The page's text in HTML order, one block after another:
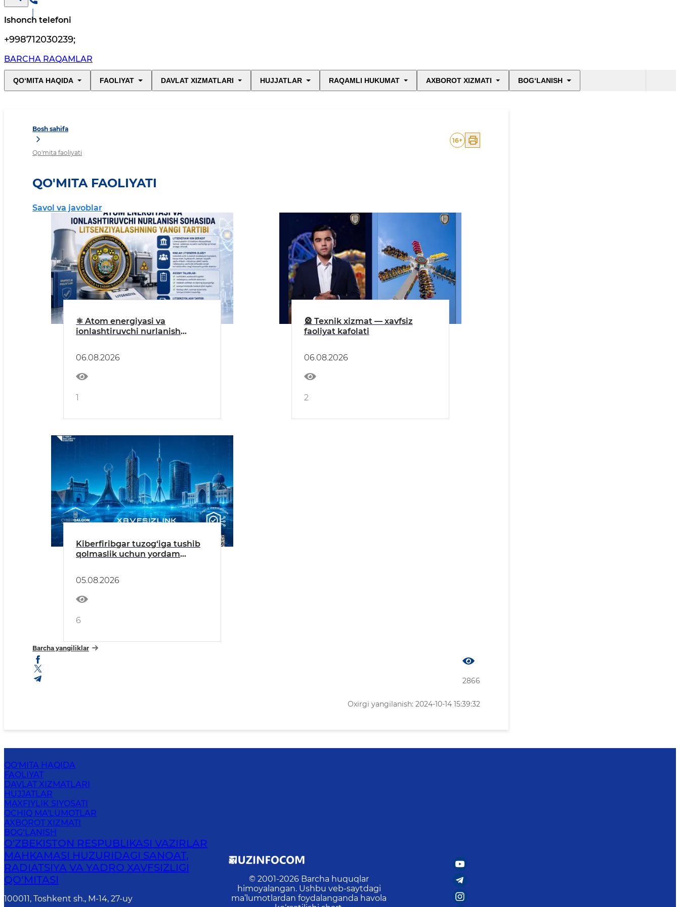
Ishonch telefoni
+998712030239;
BARCHA RAQAMLAR
QO‘MITA HAQIDA FAOLIYAT DAVLAT XIZMATLARI HUJJATLAR RAQAMLI HUKUMAT AXBOROT XIZMATI BOG‘LANISH
Bosh sahifa
Qo'mita faoliyati
16+
QO'MITA FAOLIYATI
Savol va javoblar
⚛️ Atom energiyasi va
ionlashtiruvchi nurlanish
06.08.2026
1
🎡 Texnik xizmat — xavfsiz
faoliyat kafolati
06.08.2026
2
Kiberfiribgar tuzog‘iga tushib
qolmaslik uchun yordam
05.08.2026
6
Barcha yangiliklar
2866
Oxirgi yangilanish: 2024-10-14 15:39:32
QO'MITA HAQIDA
FAOLIYAT
DAVLAT XIZMATLARI
HUJJATLAR
MAXFIYLIK SIYOSATI
OCHIQ MA'LUMOTLAR
AXBOROT XIZMATI
BOG‘LANISH
O'ZBEKISTON RESPUBLIKASI VAZIRLAR
MAHKAMASI HUZURIDAGI SANOAT,
RADIATSIYA VA YADRO XAVFSIZLIGI
QO‘MITASI
100011, Toshkent sh., М-14, 27-uy
© 2001-2026 Barcha huquqlar
himoyalangan. Ushbu veb-saytdagi
ma’lumotlardan foydalanganda havola